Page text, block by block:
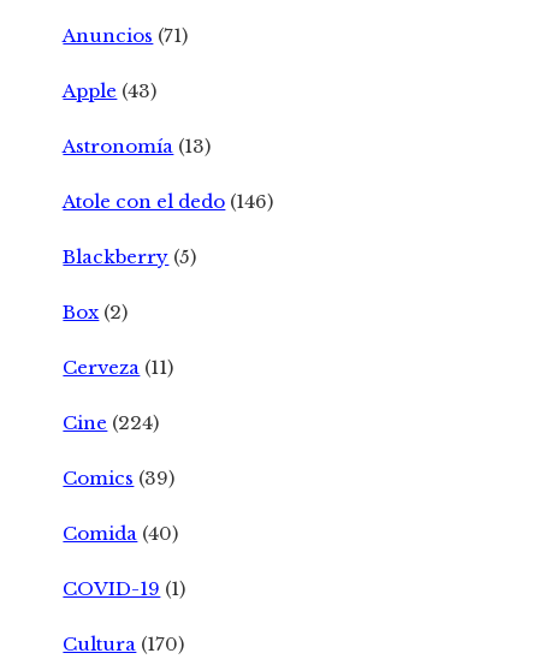
Anuncios (71)
Apple (43)
Astronomía (13)
Atole con el dedo (146)
Blackberry (5)
Box (2)
Cerveza (11)
Cine (224)
Comics (39)
Comida (40)
COVID-19 (1)
Cultura (170)